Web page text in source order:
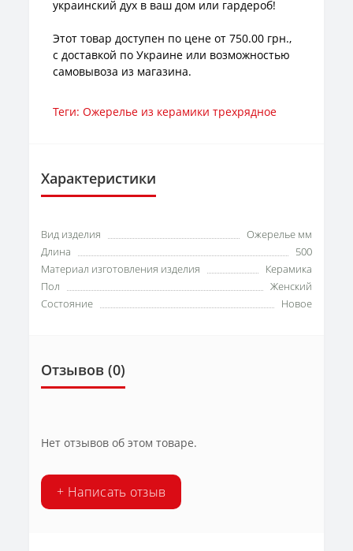
украинский дух в ваш дом или гардероб!
Этот товар доступен по цене от 750.00 грн.,
с доставкой по Украине или возможностью
самовывоза из магазина.
Теги:Ожерелье из керамики трехрядное
Характеристики
Вид изделия
Ожерелье мм
Длина
500
Материал изготовления изделия
Керамика
Пол
Женский
Состояние
Новое
Отзывов (0)
Нет отзывов об этом товаре.
+ Написать отзыв